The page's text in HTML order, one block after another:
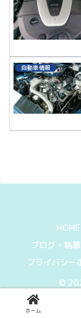
自動車情報
HOME
ブログ・執
プライバシー
©
ホーム